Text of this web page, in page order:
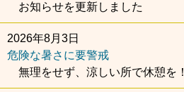
お知らせを更新しました
2026年8月3日
危険な暑さに要警戒
無理をせず、涼しい所で休憩を！